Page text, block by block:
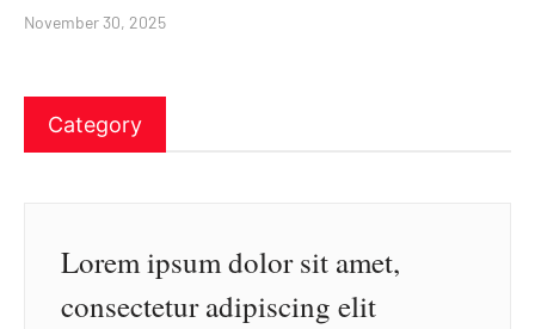
November 30, 2025
Category
Lorem ipsum dolor sit amet,
consectetur adipiscing elit